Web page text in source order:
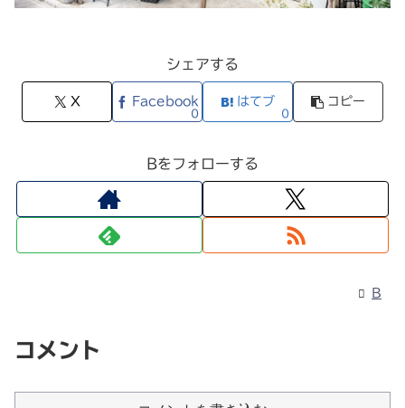
シェアする
X Facebook
0
はてブ
0
コピー
Bをフォローする
B
コメント